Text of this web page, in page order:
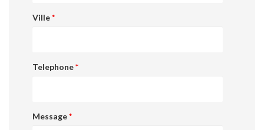
Ville*
Telephone*
Message*